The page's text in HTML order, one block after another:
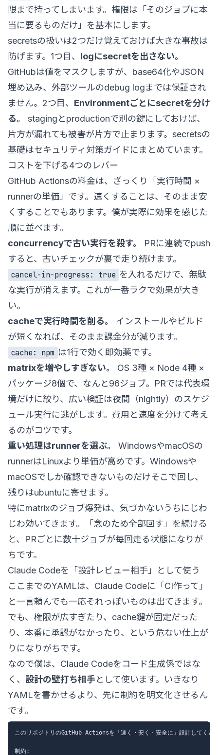
限まで持ってしまいます。権限は「そのジョブに本
当に要るものだけ」を基本にします。
secretsの扱いは2つだけ覚えておけば大きな事故は
防げます。1つ目、 logにsecretを出さない。
GitHubは値をマスクしますが、base64化やJSON
埋め込み、外部ツールのdebug logまでは保証され
ません。2つ目、 Environmentごとにsecretを分け
る。
stagingとproductionで別の鍵にしておけば、
片方が漏れても被害が片方で止まります。secretsの
基礎はセキュリティ対策ガイドにまとめています。
コストを下げる4つのレバー
GitHub Actionsの料金は、ざっくり「実行時間 ×
runnerの単価」です。速くすることは、そのまま安
くすることでもあります。僕が実際に効果を感じた
順に並べます。
concurrencyで古い実行を殺す。
PRに連続でpush
すると、古いチェックが裏で走り続けます。
cancel-in-progress: true を入れるだけで、無駄
な実行が消えます。これが一番ラクで効果が大き
い。
cacheで実行時間を削る。
インストールやビルド
が短くなれば、そのまま課金分が減ります。
cache: npm は1行で効く即効薬です。
matrixを増やしすぎない。
OS 3種 × Node 4種 ×
パッケージ8個で、なんと96ジョブ。PRでは代表環
境だけに絞り、広い検証は夜間（nightly）のスケジ
ュール実行に逃がします。費用と速度を分けて考え
るのがコツです。
重い処理はrunnerを選ぶ。
WindowsやmacOSの
runnerはLinuxより単価が高めです。Windowsや
macOSでしか確認できないものだけそこで回し、
残りはubuntuに寄せます。
特にmatrixのジョブ爆発は、気づかないうちにじわ
じわ効いてきます。「念のため全部回す」を続ける
と、PRごとに数十ジョブが毎回走る状態になりが
ちです。
Claude Codeを「設計レビュー相手」として使う
ここまでのYAMLは、Claude Codeに「CI作って」
と一言頼んでも一応それっぽいものは出てきます。
でも、権限が広すぎたり、cache鍵が固定だった
り、本番に承認がなかったり、という危ない仕上が
りになりがちです。
なので僕は、Claude Codeをコード生成係ではな
く、 設計の壁打ち相手として使います。いきなり
YAMLを書かせるより、先に制約を明文化させるん
です。
このリポジトリのGitHub Actionsを「速く・安く・安全に」設計してくだ
制約: